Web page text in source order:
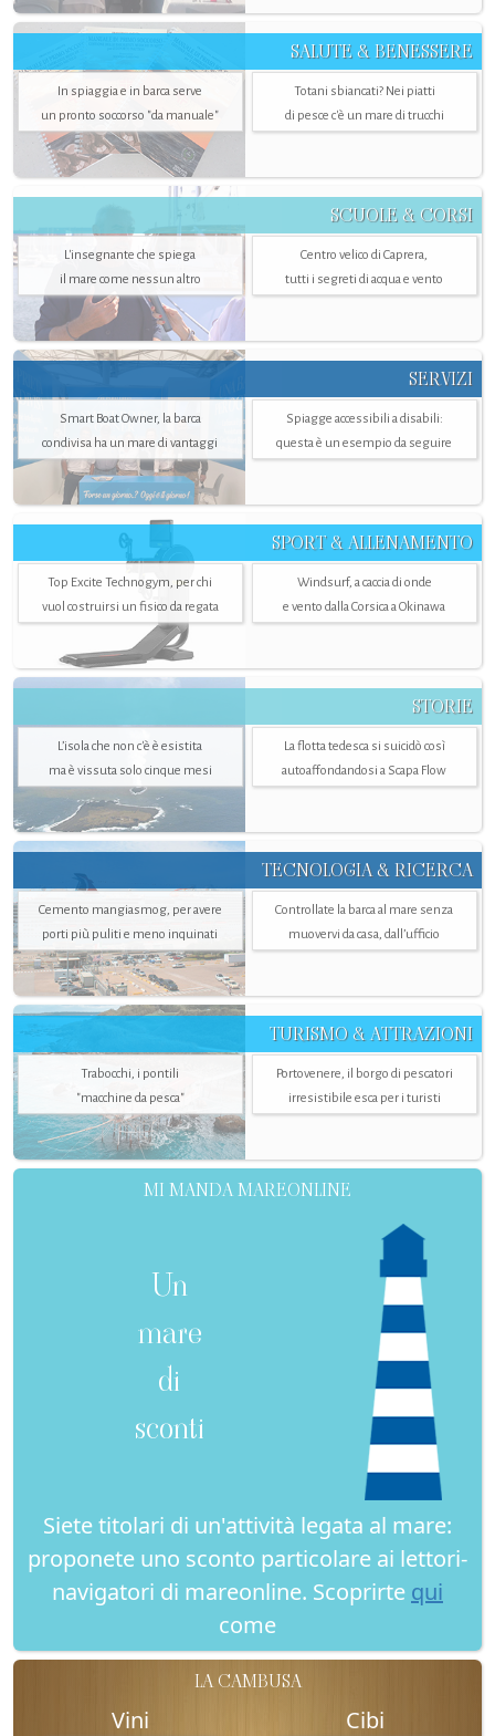
SALUTE & BENESSERE
In spiaggia e in barca serve
un pronto soccorso "da manuale"
Totani sbiancati? Nei piatti
di pesce c'è un mare di trucchi
SCUOLE & CORSI
L'insegnante che spiega
il mare come nessun altro
Centro velico di Caprera,
tutti i segreti di acqua e vento
SERVIZI
Smart Boat Owner, la barca
condivisa ha un mare di vantaggi
Spiagge accessibili a disabili:
questa è un esempio da seguire
SPORT & ALLENAMENTO
Top Excite Technogym, per chi
vuol costruirsi un fisico da regata
Windsurf, a caccia di onde
e vento dalla Corsica a Okinawa
STORIE
L’isola che non c'è è esistita
ma è vissuta solo cinque mesi
La flotta tedesca si suicidò così
autoaffondandosi a Scapa Flow
TECNOLOGIA & RICERCA
Cemento mangiasmog, per avere
porti più puliti e meno inquinati
Controllate la barca al mare senza
muovervi da casa, dall’ufficio
TURISMO & ATTRAZIONI
Trabocchi, i pontili
"macchine da pesca"
Portovenere, il borgo di pescatori
irresistibile esca per i turisti
MI MANDA MAREONLINE
Un
mare
di
sconti
Siete titolari di un'attività legata al mare:
proponete uno sconto particolare ai lettori-
navigatori di mareonline. Scoprirte qui
come
LA CAMBUSA
Vini Cibi